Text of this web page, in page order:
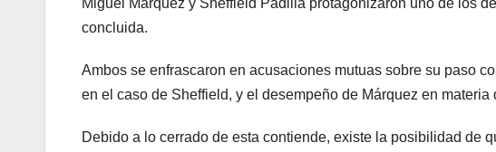
Miguel Márquez y Sheffield Padilla protagonizaron uno de los
concluida.
Ambos se enfrascaron en acusaciones mutuas sobre su paso
en el caso de Sheffield, y el desempeño de Márquez en
Debido a lo cerrado de esta contiende, existe la posibilidad de